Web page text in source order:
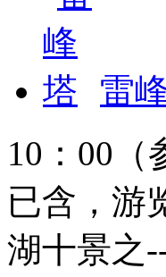
雷
10：00（
已含，游
湖十景之